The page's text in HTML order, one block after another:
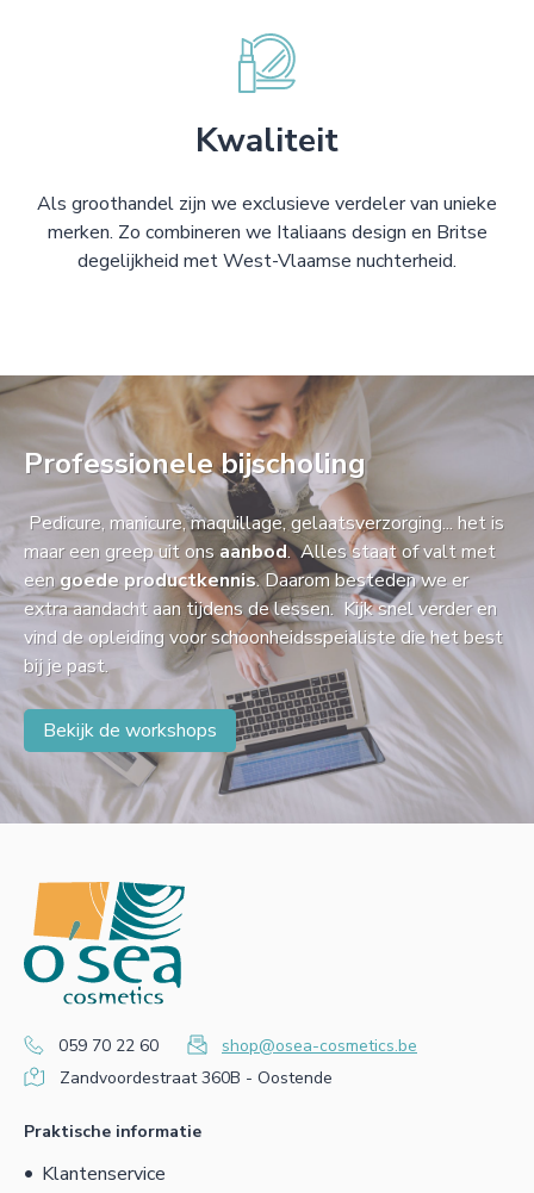
Kwaliteit
Als groothandel zijn we exclusieve verdeler van unieke
merken. Zo combineren we Italiaans design en Britse
degelijkheid met West-Vlaamse nuchterheid.
Professionele bijscholing
Pedicure, manicure, maquillage, gelaatsverzorging... het is
maar een greep uit ons aanbod. Alles staat of valt met
eengoede productkennis. Daarom besteden we er
extra aandacht aan tijdens de lessen. Kijk snel verder en
vind de opleiding voor schoonheidsspeialiste die het best
bij je past.
Bekijk de workshops
059 70 22 60
shop@osea-cosmetics.be
Zandvoordestraat 360B - Oostende
Praktische informatie
Klantenservice